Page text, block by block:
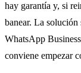
hay garantía y, si
banear. La
WhatsApp
conviene empezar